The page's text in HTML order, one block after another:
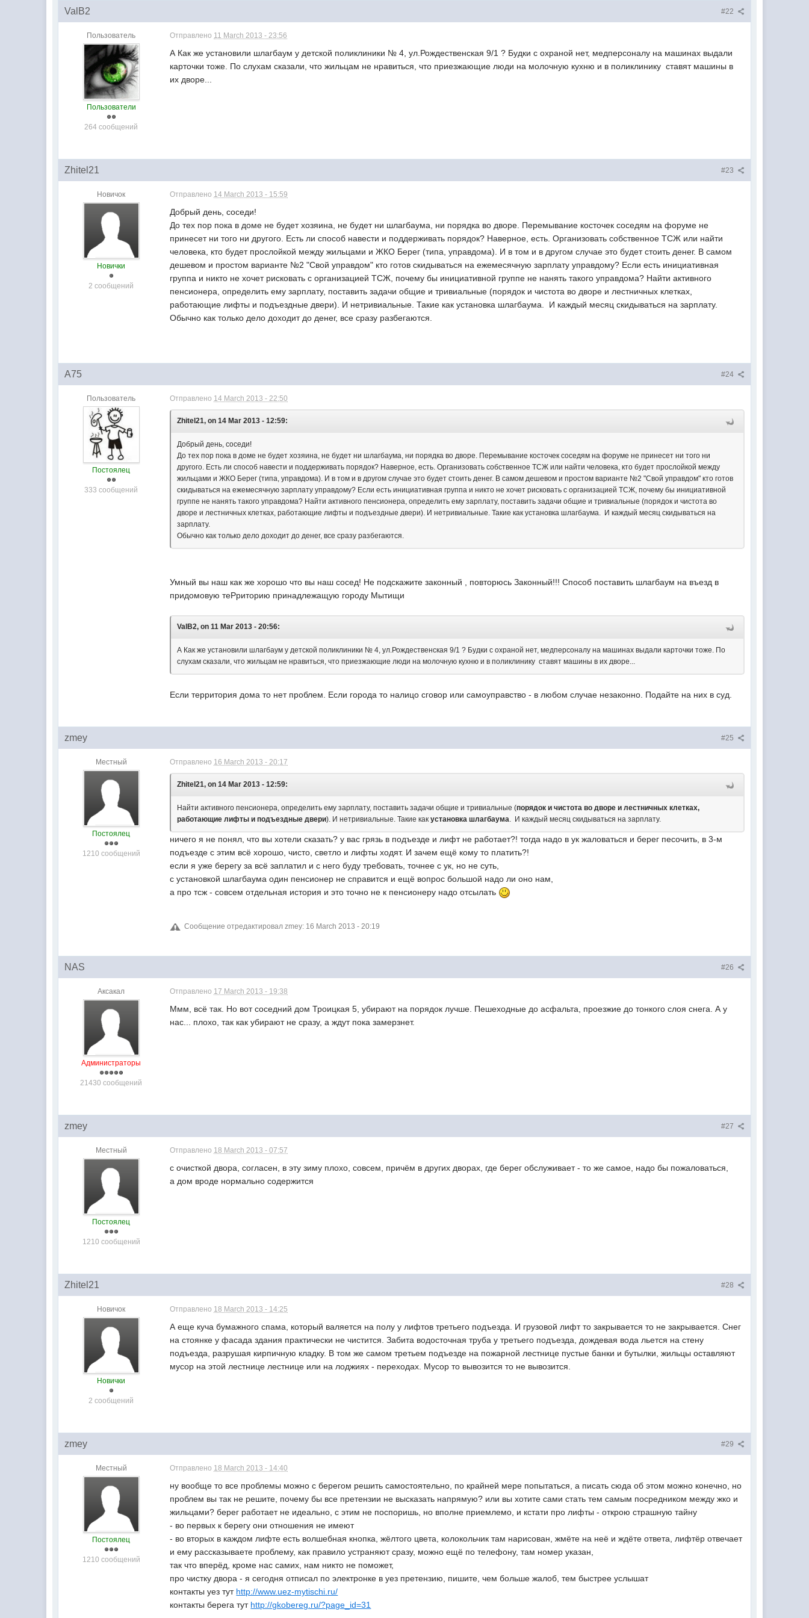
#22
ValB2
Пользователь
Пользователи
264 сообщений
Отправлено 11 March 2013 - 23:56
А Как же установили шлагбаум у детской поликлиники № 4, ул.Рождественская 9/1 ? Будки с охраной нет, медперсоналу на машинах выдали
карточки тоже. По слухам сказали, что жильцам не нравиться, что приезжающие люди на молочную кухню и в поликлинику ставят машины в
их дворе...
#23
Zhitel21
Новичок
Новички
2 сообщений
Отправлено 14 March 2013 - 15:59
Добрый день, соседи!
До тех пор пока в доме не будет хозяина, не будет ни шлагбаума, ни порядка во дворе. Перемывание косточек соседям на форуме не
принесет ни того ни другого. Есть ли способ навести и поддерживать порядок? Наверное, есть. Организовать собственное ТСЖ или найти
человека, кто будет прослойкой между жильцами и ЖКО Берег (типа, управдома). И в том и в другом случае это будет стоить денег. В самом
дешевом и простом варианте №2 "Свой управдом" кто готов скидываться на ежемесячную зарплату управдому? Если есть инициативная
группа и никто не хочет рисковать с организацией ТСЖ, почему бы инициативной группе не нанять такого управдома? Найти активного
пенсионера, определить ему зарплату, поставить задачи общие и тривиальные (порядок и чистота во дворе и лестничных клетках,
работающие лифты и подъездные двери). И нетривиальные. Такие как установка шлагбаума. И каждый месяц скидываться на зарплату.
Обычно как только дело доходит до денег, все сразу разбегаются.
#24
A75
Пользователь
Постоялец
333 сообщений
Отправлено 14 March 2013 - 22:50
Zhitel21, on 14 Mar 2013 - 12:59:
Добрый день, соседи!
До тех пор пока в доме не будет хозяина, не будет ни шлагбаума, ни порядка во дворе. Перемывание косточек соседям на форуме не принесет ни того ни
другого. Есть ли способ навести и поддерживать порядок? Наверное, есть. Организовать собственное ТСЖ или найти человека, кто будет прослойкой между
жильцами и ЖКО Берег (типа, управдома). И в том и в другом случае это будет стоить денег. В самом дешевом и простом варианте №2 "Свой управдом" кто готов
скидываться на ежемесячную зарплату управдому? Если есть инициативная группа и никто не хочет рисковать с организацией ТСЖ, почему бы инициативной
группе не нанять такого управдома? Найти активного пенсионера, определить ему зарплату, поставить задачи общие и тривиальные (порядок и чистота во
дворе и лестничных клетках, работающие лифты и подъездные двери). И нетривиальные. Такие как установка шлагбаума. И каждый месяц скидываться на
зарплату.
Обычно как только дело доходит до денег, все сразу разбегаются.
Умный вы наш как же хорошо что вы наш сосед! Не подскажите законный , повторюсь Законный!!! Способ поставить шлагбаум на въезд в
придомовую теРриторию принадлежащую городу Мытищи
ValB2, on 11 Mar 2013 - 20:56:
А Как же установили шлагбаум у детской поликлиники № 4, ул.Рождественская 9/1 ? Будки с охраной нет, медперсоналу на машинах выдали карточки тоже. По
слухам сказали, что жильцам не нравиться, что приезжающие люди на молочную кухню и в поликлинику ставят машины в их дворе...
Если территория дома то нет проблем. Если города то налицо сговор или самоуправство - в любом случае незаконно. Подайте на них в суд.
#25
zmey
Местный
Постоялец
1210 сообщений
Отправлено 16 March 2013 - 20:17
Zhitel21, on 14 Mar 2013 - 12:59:
Найти активного пенсионера, определить ему зарплату, поставить задачи общие и тривиальные (порядок и чистота во дворе и лестничных клетках,
работающие лифты и подъездные двери). И нетривиальные. Такие как установка шлагбаума. И каждый месяц скидываться на зарплату.
ничего я не понял, что вы хотели сказать? у вас грязь в подъезде и лифт не работает?! тогда надо в ук жаловаться и берег песочить, в 3-м
подъезде с этим всё хорошо, чисто, светло и лифты ходят. И зачем ещё кому то платить?!
если я уже берегу за всё заплатил и с него буду требовать, точнее с ук, но не суть,
с установкой шлагбаума один пенсионер не справится и ещё вопрос большой надо ли оно нам,
а про тсж - совсем отдельная история и это точно не к пенсионеру надо отсылать
Сообщение отредактировал zmey: 16 March 2013 - 20:19
#26
NAS
Аксакал
Администраторы
21430 сообщений
Отправлено 17 March 2013 - 19:38
Ммм, всё так. Но вот соседний дом Троицкая 5, убирают на порядок лучше. Пешеходные до асфальта, проезжие до тонкого слоя снега. А у
нас... плохо, так как убирают не сразу, а ждут пока замерзнет.
#27
zmey
Местный
Постоялец
1210 сообщений
Отправлено 18 March 2013 - 07:57
с очисткой двора, согласен, в эту зиму плохо, совсем, причём в других дворах, где берег обслуживает - то же самое, надо бы пожаловаться,
а дом вроде нормально содержится
#28
Zhitel21
Новичок
Новички
2 сообщений
Отправлено 18 March 2013 - 14:25
А еще куча бумажного спама, который валяется на полу у лифтов третьего подъезда. И грузовой лифт то закрывается то не закрывается. Снег
на стоянке у фасада здания практически не чистится. Забита водосточная труба у третьего подъезда, дождевая вода льется на стену
подъезда, разрушая кирпичную кладку. В том же самом третьем подъезде на пожарной лестнице пустые банки и бутылки, жильцы оставляют
мусор на этой лестнице лестнице или на лоджиях - переходах. Мусор то вывозится то не вывозится.
#29
zmey
Местный
Постоялец
1210 сообщений
Отправлено 18 March 2013 - 14:40
ну вообще то все проблемы можно с берегом решить самостоятельно, по крайней мере попытаться, а писать сюда об этом можно конечно, но
проблем вы так не решите, почему бы все претензии не высказать напрямую? или вы хотите сами стать тем самым посредником между жко и
жильцами? берег работает не идеально, с этим не поспоришь, но вполне приемлемо, и кстати про лифты - открою страшную тайну
- во первых к берегу они отношения не имеют
- во вторых в каждом лифте есть волшебная кнопка, жёлтого цвета, колокольчик там нарисован, жмёте на неё и ждёте ответа, лифтёр отвечает
и ему рассказываете проблему, как правило устраняют сразу, можно ещё по телефону, там номер указан,
так что вперёд, кроме нас самих, нам никто не поможет,
про чистку двора - я сегодня отписал по электронке в уез претензию, пишите, чем больше жалоб, тем быстрее услышат
контакты уез тут http://www.uez-mytischi.ru/
контакты берега тут http://gkobereg.ru/?page_id=31